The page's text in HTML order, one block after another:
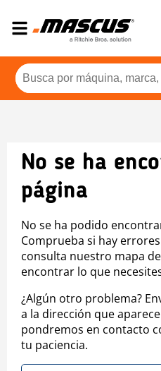
No se ha
página
No se ha podido
Comprueba si hay
consulta nuestro mapa
encontrar lo que
¿Algún otro problema?
a la dirección que
pondremos en contacto
tu paciencia.